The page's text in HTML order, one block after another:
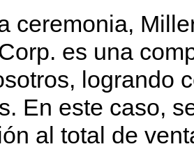
ceremonia,
es una
logrando
En este caso,
al total de